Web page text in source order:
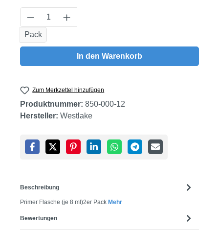
Produkt Anzahl: Gib den gewünschten
Pack
In den Warenkorb
Zum Merkzettel hinzufügen
Produktnummer: 850-000-12
Hersteller: Westlake
Beschreibung
Primer Flasche (je 8 ml)2er Pack Mehr
Bewertungen